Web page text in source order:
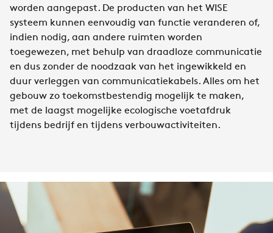
worden aangepast. De producten van het WISE
systeem kunnen eenvoudig van functie veranderen of,
indien nodig, aan andere ruimten worden
toegewezen, met behulp van draadloze communicatie
en dus zonder de noodzaak van het ingewikkeld en
duur verleggen van communicatiekabels. Alles om het
gebouw zo toekomstbestendig mogelijk te maken,
met de laagst mogelijke ecologische voetafdruk
tijdens bedrijf en tijdens verbouwactiviteiten.​